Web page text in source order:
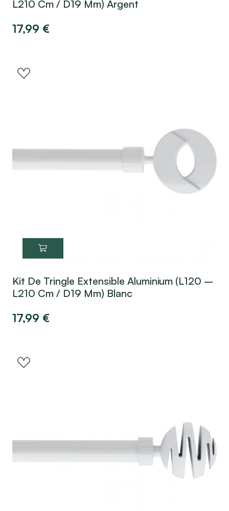
L210 Cm / D19 Mm) Argent
17,99 €
Kit De Tringle Extensible Aluminium (L120 –
L210 Cm / D19 Mm) Blanc
17,99 €